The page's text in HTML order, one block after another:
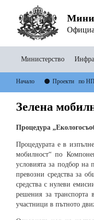
Министерство
Начало Проекти по
Зелена
Процедура
Процедурата е в
мобилност“ по
условията за подбор на
превозни средства за
средства с нулеви
решения за транспорта
участници в пътното